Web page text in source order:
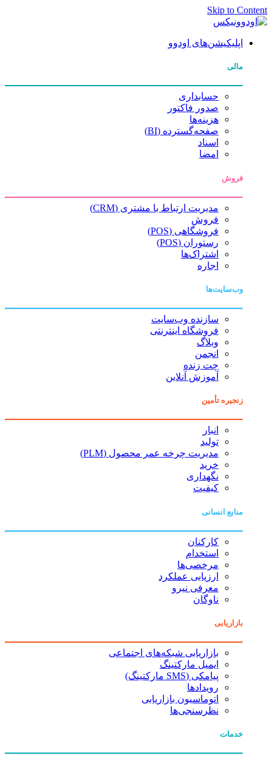
Skip to Content
اپلیکیشن‌های اودوو
مالی
حسابداری
صدور فاکتور
هزینه‌ها
صفحه‌گسترده (BI)
اسناد
امضا
فروش
مدیریت ارتباط با مشتری (CRM)
فروش
فروشگاهی (POS)
رستوران (POS)
اشتراک‌ها
اجاره
وب‌سایت‌ها
سازنده وب‌سایت
فروشگاه اینترنتی
وبلاگ
انجمن
چت زنده
آموزش آنلاین
زنجیره تأمین
انبار
تولید
مدیریت چرخه عمر محصول (PLM)
خرید
نگهداری
کیفیت
منابع انسانی
کارکنان
استخدام
مرخصی‌ها
ارزیابی عملکرد
معرفی نیرو
ناوگان
بازاریابی
بازاریابی شبکه‌های اجتماعی
ایمیل مارکتینگ
پیامکی (SMS مارکتینگ)
رویدادها
اتوماسیون بازاریابی
نظرسنجی‌ها
خدمات